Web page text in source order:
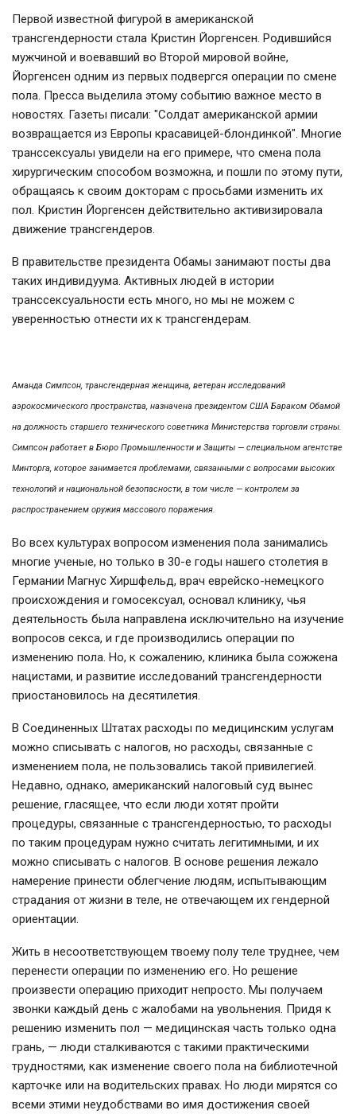
Первой известной фигурой в американской
трансгендерности стала Кристин Йоргенсен. Родившийся
мужчиной и воевавший во Второй мировой войне,
Йоргенсен одним из первых подвергся операции по смене
пола. Пресса выделила этому событию важное место в
новостях. Газеты писали: "Солдат американской армии
возвращается из Европы красавицей-блондинкой". Многие
транссексуалы увидели на его примере, что смена пола
хирургическим способом возможна, и пошли по этому пути,
обращаясь к своим докторам с просьбами изменить их
пол. Кристин Йоргенсен действительно активизировала
движение трансгендеров.
В правительстве президента Обамы занимают посты два
таких индивидуума. Активных людей в истории
транссексуальности есть много, но мы не можем с
уверенностью отнести их к трансгендерам.
Аманда Симпсон, трансгендерная женщина, ветеран исследований
аэрокосмического пространства, назначена президентом США Бараком Обамой
на должность старшего технического советника Министерства торговли страны.
Симпсон работает в Бюро Промышленности и Защиты — специальном агентстве
Минторга, которое занимается проблемами, связанными с вопросами высоких
технологий и национальной безопасности, в том числе — контролем за
распространением оружия массового поражения.
Во всех культурах вопросом изменения пола занимались
многие ученые, но только в 30-е годы нашего столетия в
Германии Магнус Хиршфельд, врач еврейско-немецкого
происхождения и гомосексуал, основал клинику, чья
деятельность была направлена исключительно на изучение
вопросов секса, и где производились операции по
изменению пола. Но, к сожалению, клиника была сожжена
нацистами, и развитие исследований трансгендерности
приостановилось на десятилетия.
В Соединенных Штатах расходы по медицинским услугам
можно списывать с налогов, но расходы, связанные с
изменением пола, не пользовались такой привилегией.
Недавно, однако, американский налоговый суд вынес
решение, гласящее, что если люди хотят пройти
процедуры, связанные с трансгендерностью, то расходы
по таким процедурам нужно считать легитимными, и их
можно списывать с налогов. В основе решения лежало
намерение принести облегчение людям, испытывающим
страдания от жизни в теле, не отвечающем их гендерной
ориентации.
Жить в несоответствующем твоему полу теле труднее, чем
перенести операции по изменению его. Но решение
произвести операцию приходит непросто. Мы получаем
звонки каждый день с жалобами на увольнения. Придя к
решению изменить пол — медицинская часть только одна
грань, — люди сталкиваются с такими практическими
трудностями, как изменение своего пола на библиотечной
карточке или на водительских правах. Но люди мирятся со
всеми этими неудобствами во имя достижения своей